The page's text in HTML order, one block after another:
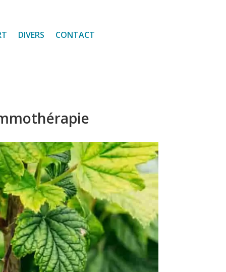
DIVERS CONTACT